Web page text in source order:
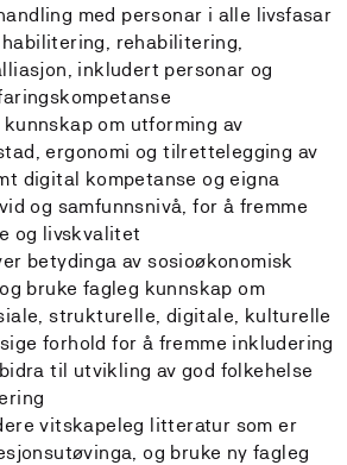
med personar i alle livsfasar
rehabilitering,
inkludert personar og
om utforming av
ergonomi og tilrettelegging av
digital kompetanse og eigna
og samfunnsnivå, for å fremme
og livskvalitet
betydinga av sosioøkonomisk
bruke fagleg kunnskap om
strukturelle, digitale, kulturelle
forhold for å fremme inkludering
til utvikling av god folkehelse
vitskapeleg litteratur som er
og bruke ny fagleg